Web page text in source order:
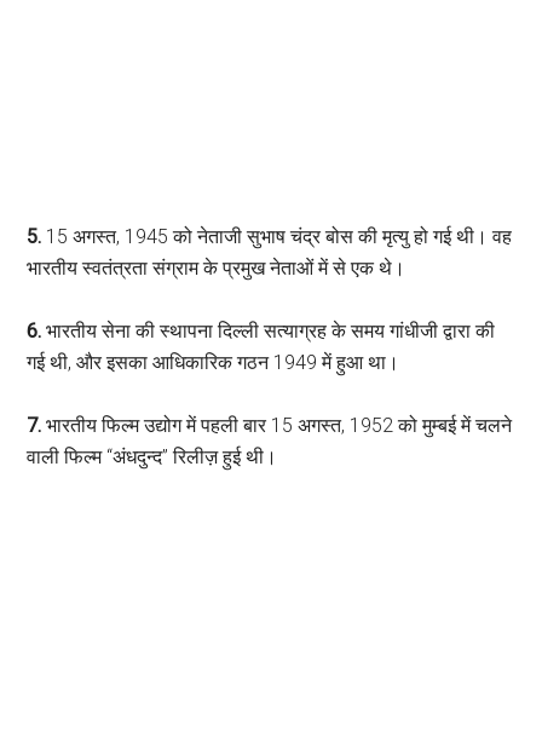
5. 15 अगस्त, 1945 को नेताजी सुभाष चंद्र बोस की मृत्यु हो गई थी। वह
भारतीय स्वतंत्रता संग्राम के प्रमुख नेताओं में से एक थे।
6. भारतीय सेना की स्थापना दिल्ली सत्याग्रह के समय गांधीजी द्वारा की
गई थी, और इसका आधिकारिक गठन 1949 में हुआ था।
7. भारतीय फिल्म उद्योग में पहली बार 15 अगस्त, 1952 को मुम्बई में चलने
वाली फिल्म “अंधदुन्द” रिलीज़ हुई थी।